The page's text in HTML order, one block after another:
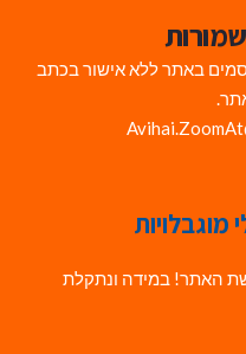
באתר ללא אישור בכתב
האתר! במידה ונתקלת